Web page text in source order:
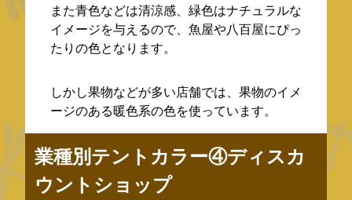
また青色などは清涼感、緑色はナチュラルな
イメージを与えるので、魚屋や八百屋にぴっ
たりの色となります。
しかし果物などが多い店舗では、果物のイメ
ージのある暖色系の色を使っています。
業種別テントカラー④ディスカ
ウントショップ